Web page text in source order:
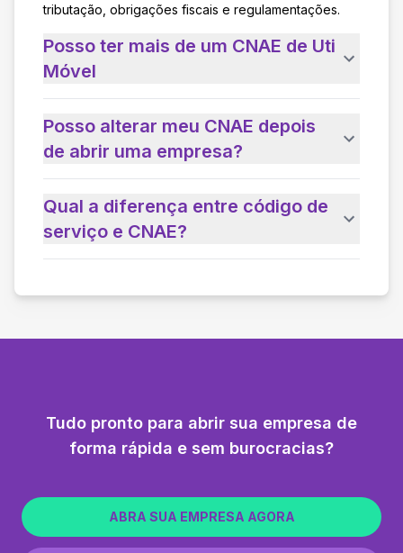
tributação, obrigações fiscais e regulamentações.
Posso ter mais de um CNAE de Uti
Móvel
Posso alterar meu CNAE depois
de abrir uma empresa?
Qual a diferença entre código de
serviço e CNAE?
Tudo pronto para abrir sua empresa de
forma rápida e sem burocracias?
ABRA SUA EMPRESA AGORA